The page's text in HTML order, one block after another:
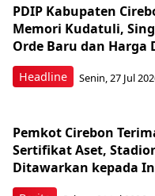
Headline
PDIP Kabupaten
Memori Kudatuli,
Orde Baru dan Harga
Senin, 27 Jul
Pemkot Cirebon
Sertifikat Aset,
Ditawarkan kepada